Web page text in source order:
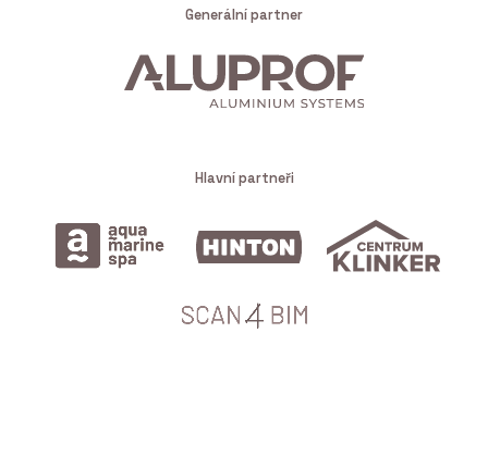
Generální partner
Hlavní partneři